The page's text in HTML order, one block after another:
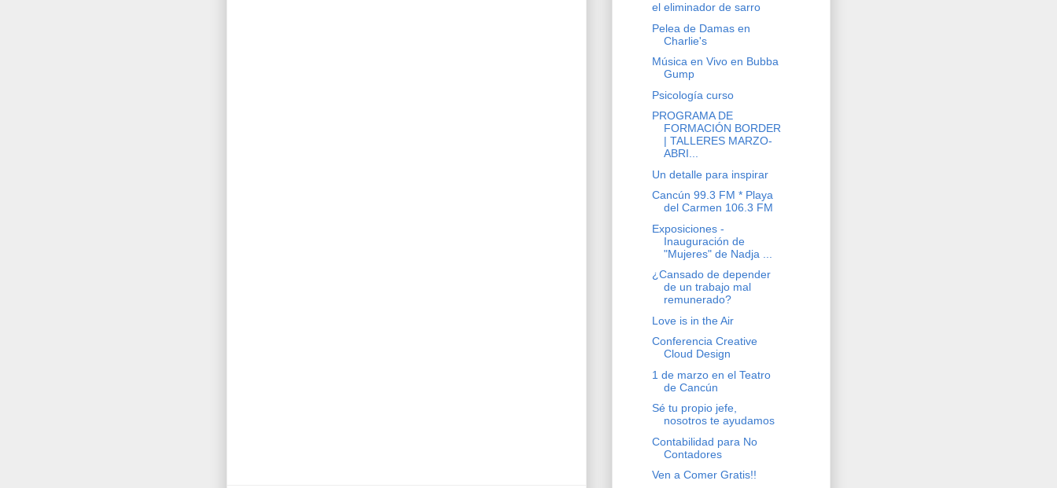
el eliminador de sarro
Pelea de Damas en
Charlie's
Música en Vivo en Bubba
Gump
Psicología curso
PROGRAMA DE
FORMACIÓN BORDER
| TALLERES MARZO-
ABRI...
Un detalle para inspirar
Cancún 99.3 FM * Playa
del Carmen 106.3 FM
Exposiciones -
Inauguración de
"Mujeres" de Nadja ...
¿Cansado de depender
de un trabajo mal
remunerado?
Love is in the Air
Conferencia Creative
Cloud Design
1 de marzo en el Teatro
de Cancún
Sé tu propio jefe,
nosotros te ayudamos
Contabilidad para No
Contadores
Ven a Comer Gratis!!